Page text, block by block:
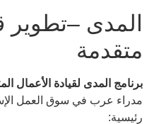
المدى –تطوير
متقدمة
برنامج المدى لقيادة الأعمال
رئيسية: